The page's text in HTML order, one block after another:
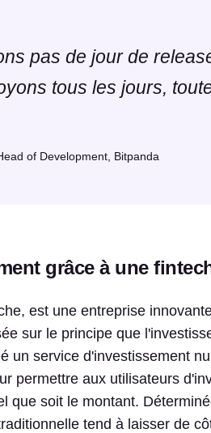
pas de jour de
tous les jours,
of Development, Bitpanda
grâce à une
est une entreprise
sur le principe que
un service d'investissement
permettre aux utilisateurs
que soit le montant.
tend à laisser de